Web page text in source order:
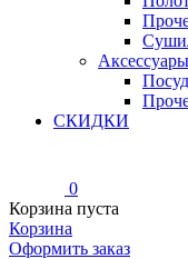
СКИДКИ
0
Корзина пуста
Корзина
Оформить заказ